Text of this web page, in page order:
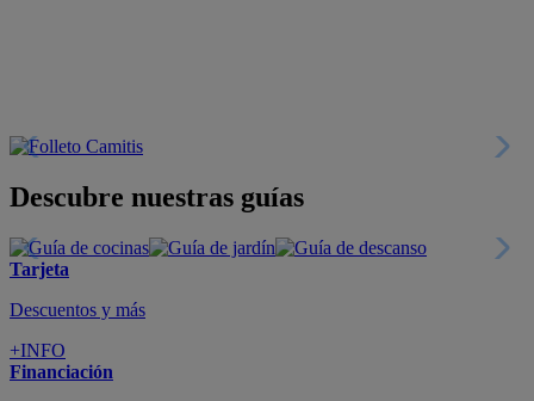
Descubre nuestras guías
Tarjeta
Descuentos y más
+INFO
Financiación